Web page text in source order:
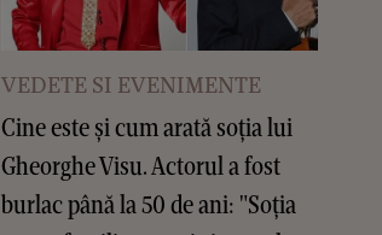
VEDETE SI EVENIMENTE
Cine este și cum arată soția lui
Gheorghe Visu. Actorul a fost
burlac până la 50 de ani: "Soția